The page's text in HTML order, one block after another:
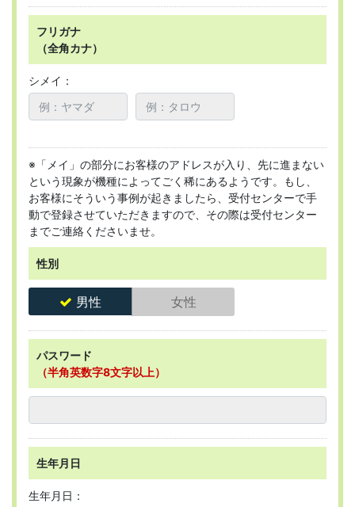
フリガナ
（全角カナ）
シメイ：
※「メイ」の部分にお客様のアドレスが入り、先に進まない
という現象が機種によってごく稀にあるようです。もし、
お客様にそういう事例が起きましたら、受付センターで手
動で登録させていただきますので、その際は受付センター
までご連絡くださいませ。
性別
男性 女性
パスワード
（半角英数字8文字以上）
生年月日
生年月日：